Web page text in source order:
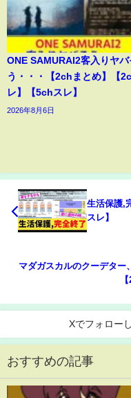
ONE SAMURAI2客入りヤバ
う・・・【2chまとめ】【
レ】【5chスレ】
2026年8月6日
生活保護,
スレ】
マダガスカルのクーデター
Xでフォロー
おすすめの記事